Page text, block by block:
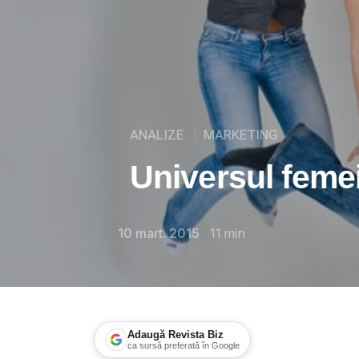
ANALIZE MARKETING
Universul
10 mart. 2015 11 min
Adaugă Revista Biz
ca sursă preferată în Google